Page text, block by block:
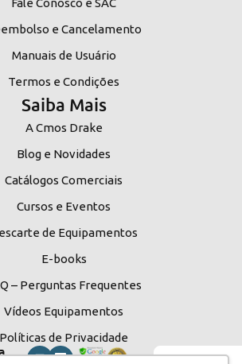
Fale Conosco e SAC
e Cancelamento
Manuais de Usuário
Termos e Condições
Saiba Mais
A Cmos Drake
Blog e Novidades
Catálogos Comerciais
Cursos e Eventos
de Equipamentos
E-books
– Perguntas Frequentes
Vídeos Equipamentos
Políticas de Privacidade